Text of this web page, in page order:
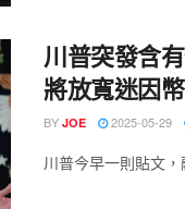
川普突發含
將放寬迷因
BY JOE 2025-05-29
川普今早一則貼文